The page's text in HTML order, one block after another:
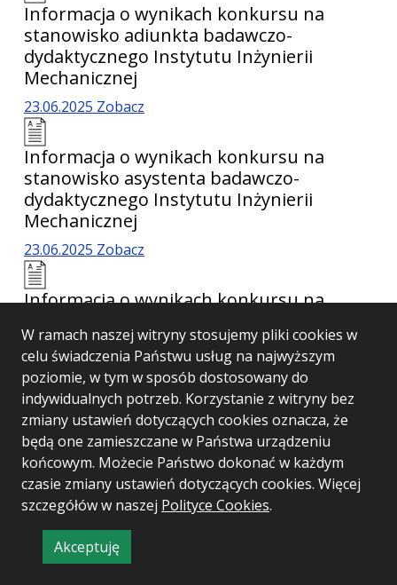
W ramach naszej witryny stosujemy pliki cookies w
celu świadczenia Państwu usług na najwyższym
poziomie, w tym w sposób dostosowany do
indywidualnych potrzeb. Korzystanie z witryny bez
zmiany ustawień dotyczących cookies oznacza, że
będą one zamieszczane w Państwa urządzeniu
końcowym. Możecie Państwo dokonać w każdym
czasie zmiany ustawień dotyczących cookies. Więcej
szczegółów w naszej Polityce Cookies.
Akceptuję
informację
Informacja o wynikach konkursu na
stanowisko adiunkta badawczo-
dydaktycznego Instytutu Inżynierii
Mechanicznej
23.06.2025 Zobacz
Informacja o wynikach konkursu na
stanowisko asystenta badawczo-
dydaktycznego Instytutu Inżynierii
Mechanicznej
23.06.2025 Zobacz
Informacja o wynikach konkursu na
dydaktycznego SPECJALNOŚĆ: hodowla
bydła mlecznego, prawo własności
intelektualnej i prawo nowych technologii
w Katedrze Hodowli i Żywienia Zwierząt
Instytutu Nauk o Zwierzętach
18.06.2025 Zobacz
Informacja o wynikach konkursu na
stanowisko adiunkta badawczo-
dydaktycznego SPECJALNOŚĆ: hodowla
bydła– mikrobiologia w Katedrze Hodowli